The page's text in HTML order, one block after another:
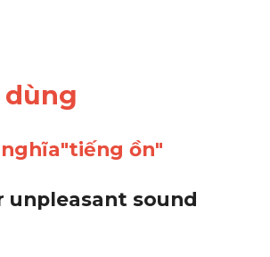
dùng
nghĩa"tiếng ồn"
unpleasant sound